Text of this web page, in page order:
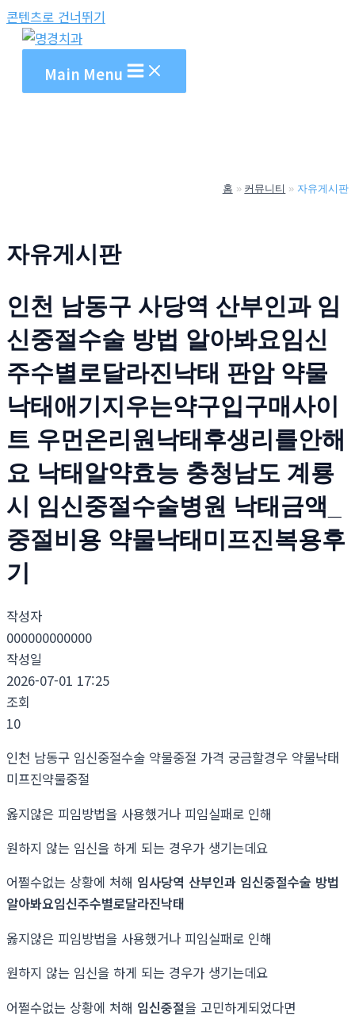
콘텐츠로 건너뛰기
Main Menu
홈 커뮤니티 자유게시판
자유게시판
인천 남동구 사당역 산부인과 임
신중절수술 방법 알아봐요임신
주수별로달라진낙­태 판암 약물
낙태애기지우는약구입구매사이
트 우먼온리원낙태후생리를안해
요 낙­태알약효능 충청남도 계룡
시 임신중절수술병원 낙태금액_
중절비용 약물낙태미프진복용후
기
작성자
000000000000
작성일
2026-07-01 17:25
조회
10
인천 남동구 임신중절수술 약물중절 가격 궁금할경우 약물낙태
미프진약물중절
옳지않은 피임방법을 사용했거나 피임실패로 인해
원하지 않는 임신을 하게 되는 경우가 생기는데요
어쩔수없는 상황에 처해 임사당역 산부인과 임신중절수술 방법
알아봐요임신주수별로달라진낙­태
옳지않은 피임방법을 사용했거나 피임실패로 인해
원하지 않는 임신을 하게 되는 경우가 생기는데요
어쩔수없는 상황에 처해 임신중절을 고민하게되었다면